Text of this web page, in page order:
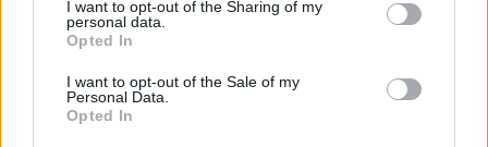
I want to opt-out of the Sharing of my
personal data.
Opted In
I want to opt-out of the Sale of my
Personal Data.
Opted In
GAZDASÁG
S a sírt, hol nemzet süllyed el, hőkupolák állják